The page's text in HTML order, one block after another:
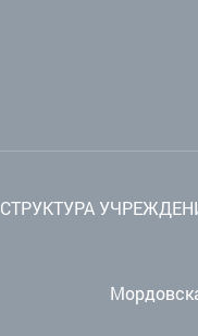
СТРУКТУРА